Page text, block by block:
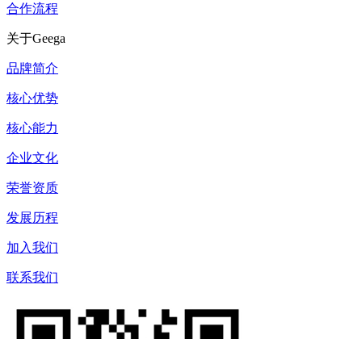
合作流程
关于Geega
品牌简介
核心优势
核心能力
企业文化
荣誉资质
发展历程
加入我们
联系我们